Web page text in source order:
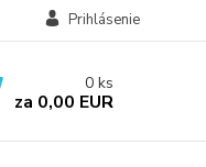
Prihlásenie
0 ks
za 0,00 EUR